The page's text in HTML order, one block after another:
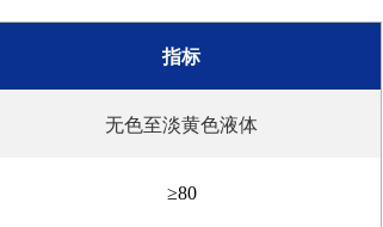
指标
无色至淡黄色液体
≥80